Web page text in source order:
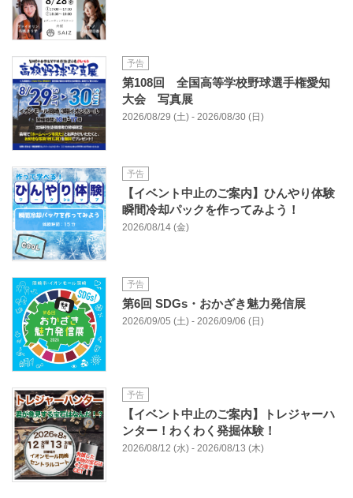
予告
第108回 全国高等学校野球選手権愛知
大会 写真展
2026/08/29 (土) - 2026/08/30 (日)
予告
【イベント中止のご案内】ひんやり体験
瞬間冷却パックを作ってみよう！
2026/08/14 (金)
予告
第6回 SDGs・おかざき魅力発信展
2026/09/05 (土) - 2026/09/06 (日)
予告
【イベント中止のご案内】トレジャーハ
ンター！わくわく発掘体験！
2026/08/12 (水) - 2026/08/13 (木)